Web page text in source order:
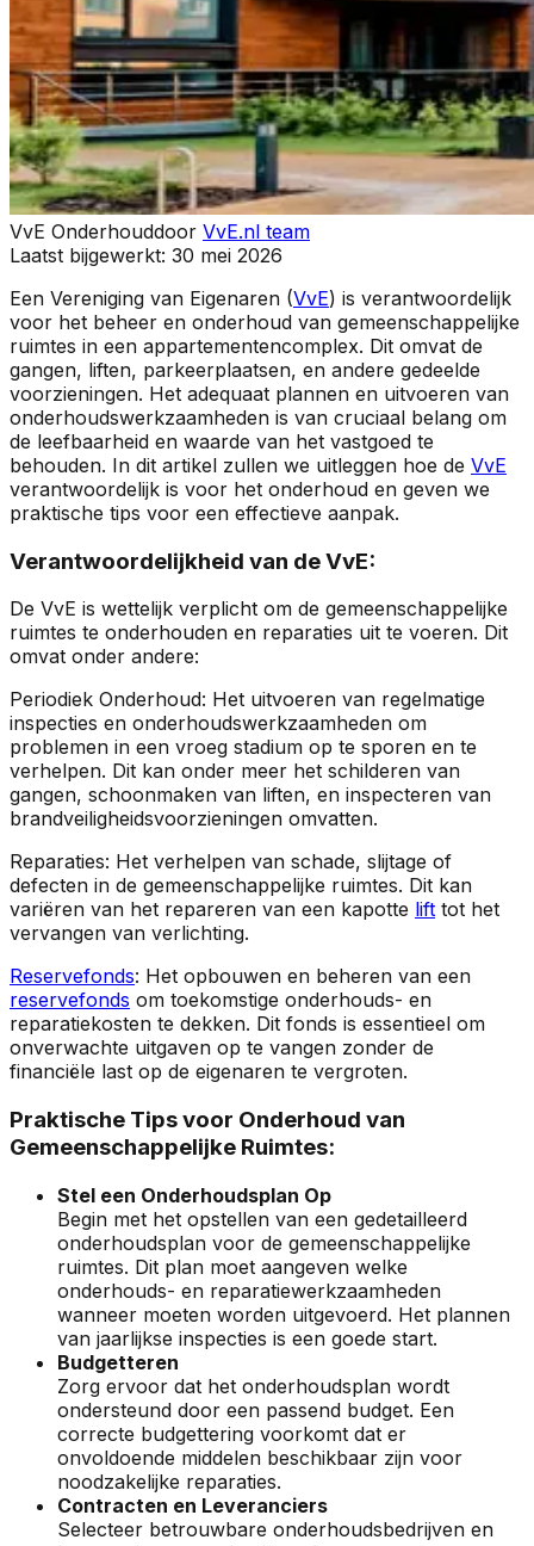
VvE Onderhouddoor VvE.nl team
Laatst bijgewerkt: 30 mei 2026
Een Vereniging van Eigenaren (VvE) is verantwoordelijk
voor het beheer en onderhoud van gemeenschappelijke
ruimtes in een appartementencomplex. Dit omvat de
gangen, liften, parkeerplaatsen, en andere gedeelde
voorzieningen. Het adequaat plannen en uitvoeren van
onderhoudswerkzaamheden is van cruciaal belang om
de leefbaarheid en waarde van het vastgoed te
behouden. In dit artikel zullen we uitleggen hoe de VvE
verantwoordelijk is voor het onderhoud en geven we
praktische tips voor een effectieve aanpak.
Verantwoordelijkheid van de VvE:
De VvE is wettelijk verplicht om de gemeenschappelijke
ruimtes te onderhouden en reparaties uit te voeren. Dit
omvat onder andere:
Periodiek Onderhoud: Het uitvoeren van regelmatige
inspecties en onderhoudswerkzaamheden om
problemen in een vroeg stadium op te sporen en te
verhelpen. Dit kan onder meer het schilderen van
gangen, schoonmaken van liften, en inspecteren van
brandveiligheidsvoorzieningen omvatten.
Reparaties: Het verhelpen van schade, slijtage of
defecten in de gemeenschappelijke ruimtes. Dit kan
variëren van het repareren van een kapotte lift tot het
vervangen van verlichting.
Reservefonds: Het opbouwen en beheren van een
reservefonds om toekomstige onderhouds- en
reparatiekosten te dekken. Dit fonds is essentieel om
onverwachte uitgaven op te vangen zonder de
financiële last op de eigenaren te vergroten.
Praktische Tips voor Onderhoud van
Gemeenschappelijke Ruimtes:
Stel een Onderhoudsplan Op
Begin met het opstellen van een gedetailleerd
onderhoudsplan voor de gemeenschappelijke
ruimtes. Dit plan moet aangeven welke
onderhouds- en reparatiewerkzaamheden
wanneer moeten worden uitgevoerd. Het plannen
van jaarlijkse inspecties is een goede start.
Budgetteren
Zorg ervoor dat het onderhoudsplan wordt
ondersteund door een passend budget. Een
correcte budgettering voorkomt dat er
onvoldoende middelen beschikbaar zijn voor
noodzakelijke reparaties.
Contracten en Leveranciers
Selecteer betrouwbare onderhoudsbedrijven en